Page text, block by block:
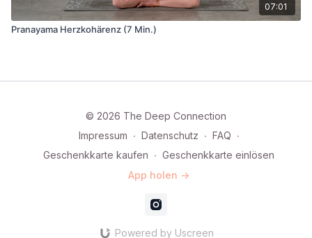
07:01
Pranayama Herzkohärenz (7 Min.)
© 2026 The Deep Connection
Impressum ∙ Datenschutz ∙ FAQ ∙
Geschenkkarte kaufen ∙ Geschenkkarte einlösen
App holen ->
Powered by Uscreen